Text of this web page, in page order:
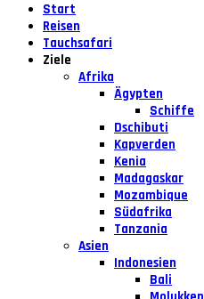
Start
Reisen
Tauchsafari
Ziele
Afrika
Ägypten
Schiffe
Dschibuti
Kapverden
Kenia
Madagaskar
Mozambique
Südafrika
Tanzania
Asien
Indonesien
Bali